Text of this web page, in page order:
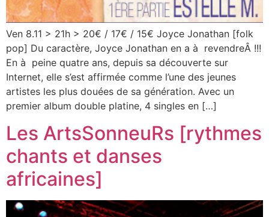
Ven 8.11 > 21h > 20€ / 17€ / 15€ Joyce Jonathan [folk
pop] Du caractère, Joyce Jonathan en a à revendreÂ !!!
En à peine quatre ans, depuis sa découverte sur
Internet, elle s’est affirmée comme l’une des jeunes
artistes les plus douées de sa génération. Avec un
premier album double platine, 4 singles en […]
Les ArtsSonneuRs [rythmes
chants et danses
africaines]